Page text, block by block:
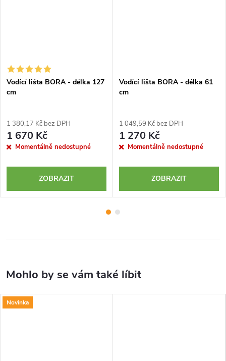
Vodící lišta BORA - délka 127
cm
1 380,17 Kč bez DPH
1 670 Kč
Momentálně nedostupné
ZOBRAZIT
Vodící lišta BORA - délka 61
cm
1 049,59 Kč bez DPH
1 270 Kč
Momentálně nedostupné
ZOBRAZIT
Novinka